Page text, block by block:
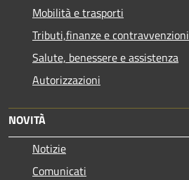
Mobilità e trasporti
Tributi,finanze e contravvenzioni
Salute, benessere e assistenza
Autorizzazioni
NOVITÀ
Notizie
Comunicati